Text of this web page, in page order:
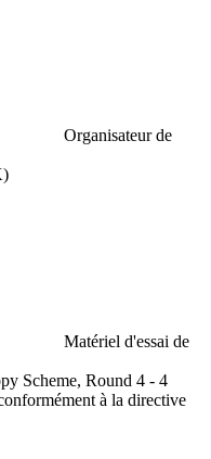
Organisateur de
Matériel d'essai de
Scheme, Round 4 - 4
à la directive